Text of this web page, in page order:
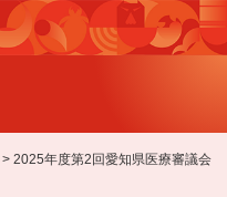
> 2025年度第2回愛知県医療審議会